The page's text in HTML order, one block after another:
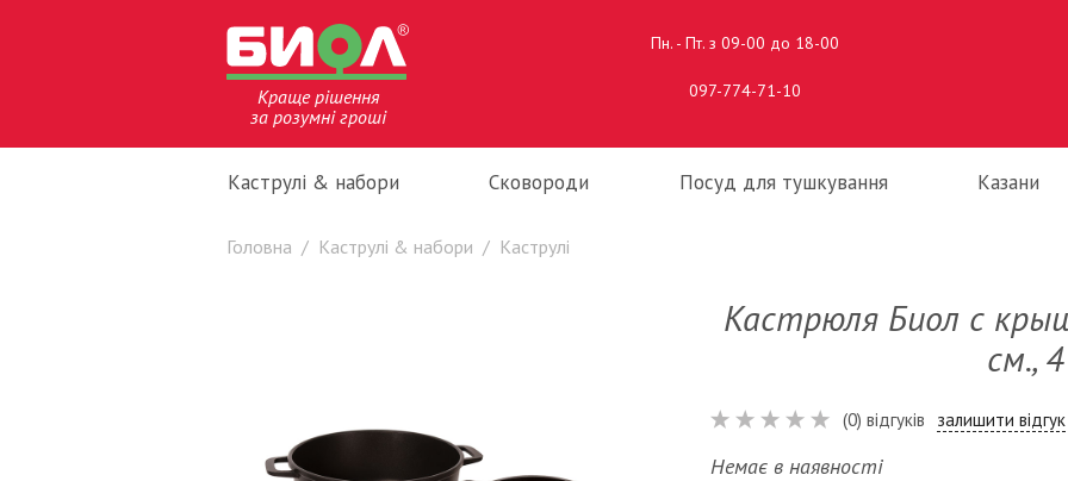
Краще рішення
за розумні гроші
Пн. - Пт. з 09-00 до 18-00
097-774-71-10
Каструлі & набори Сковороди Посуд для тушкування Казани
Головна / Каструлі & набори / Каструлі
Кастрюля Биол с
см.,
(0) відгуків залишити відгук
Немає в наявності